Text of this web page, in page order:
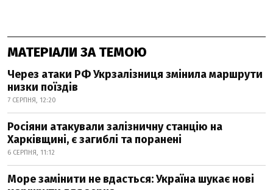
МАТЕРІАЛИ ЗА ТЕМОЮ
Через атаки РФ Укрзалізниця змінила маршрути
низки поїздів
7 СЕРПНЯ, 12:20
Росіяни атакували залізничну станцію на
Харківщині, є загиблі та поранені
6 СЕРПНЯ, 11:12
Море замінити не вдасться: Україна шукає нові